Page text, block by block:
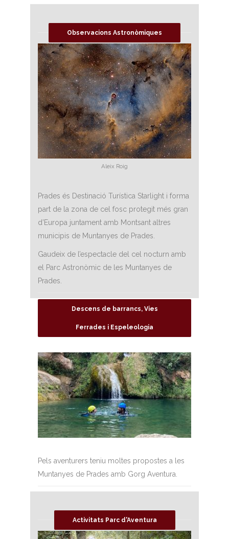
Observacions Astronòmiques
Aleix Roig
Prades és Destinació Turística Starlight i forma
part de la zona de cel fosc protegit més gran
d’Europa juntament amb Montsant altres
municipis de Muntanyes de Prades.
Gaudeix de l’espectacle del cel nocturn amb
el Parc Astronòmic de les Muntanyes de
Prades.
Descens de barrancs, Vies
Ferrades i Espeleologia
Pels aventurers teniu moltes propostes a les
Muntanyes de Prades amb Gorg Aventura.
Activitats Parc d'Aventura